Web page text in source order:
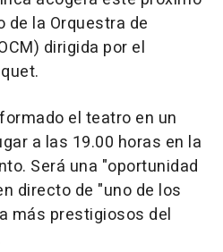
la Orquestra de
dirigida por el
el teatro en un
a las 19.00 horas en la
Será una "oportunidad
directo de "uno de los
más prestigiosos del